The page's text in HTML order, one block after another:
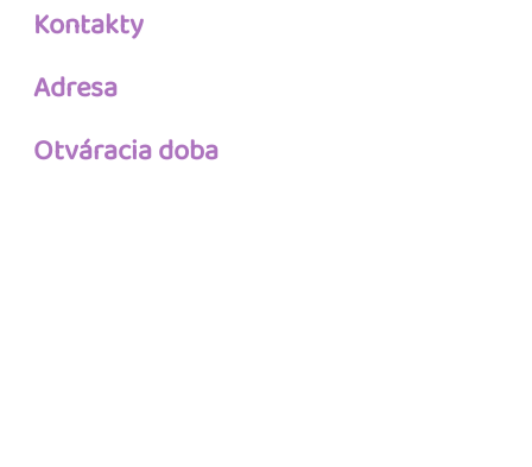
Kontakty
Adresa
Otváracia doba